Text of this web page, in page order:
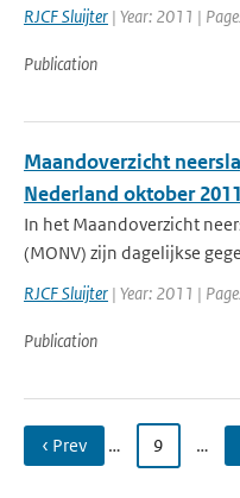
RJCF Sluijter | Year: 2011 |
Publication
Maandoverzicht
Nederland oktober 2011
In het Maandoverzicht
(MONV) zijn dagelijkse
RJCF Sluijter | Year: 2011 |
Publication
‹ Prev … 9 …